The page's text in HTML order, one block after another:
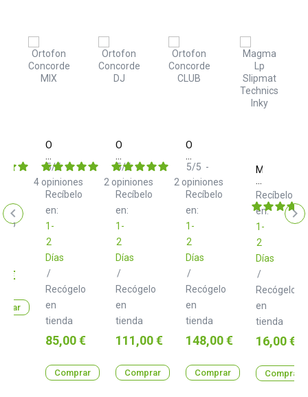
€
Ortofon
Concorde
MKII
MIX
Recíbelo
en:
1-
2
Días
/
Recógelo
en
tienda
5/5-
4 opiniones
Precio
85,00 €
Comprar
Ortofon
Concorde
MKII
DJ
Recíbelo
en:
1-
2
Días
/
Recógelo
en
tienda
5/5-
2 opiniones
Precio
111,00 €
Comprar
Ortofon
Concorde
MKII
CLUB
Recíbelo
en:
1-
2
Días
/
Recógelo
en
tienda
5/5 -
2 opiniones
Precio
148,00 €
Comprar
Magma
Lp
Slipmat
Technics
Inky
Recíbelo
en:
1-
2
Días
/
Recógelo
en
tienda
Precio
16,00 €
Comprar